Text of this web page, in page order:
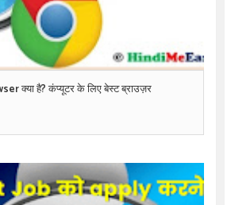
क्या है? कंप्यूटर के लिए बेस्ट ब्राउज़र